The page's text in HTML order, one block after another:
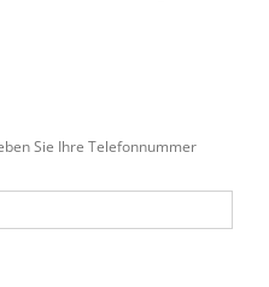
Sie Ihre Telefonnummer